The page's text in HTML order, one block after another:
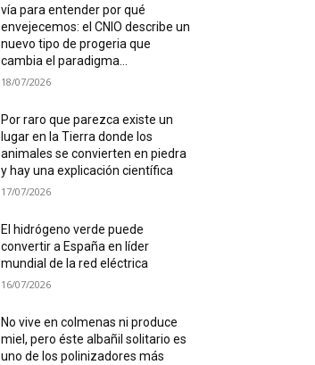
vía para entender por qué
envejecemos: el CNIO describe un
nuevo tipo de progeria que
cambia el paradigma...
18/07/2026
Por raro que parezca existe un
lugar en la Tierra donde los
animales se convierten en piedra
y hay una explicación científica
17/07/2026
El hidrógeno verde puede
convertir a España en líder
mundial de la red eléctrica
16/07/2026
No vive en colmenas ni produce
miel, pero éste albañil solitario es
uno de los polinizadores más